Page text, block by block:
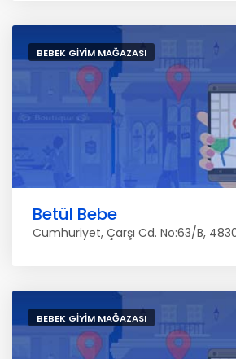
BEBEK GIYIM MAĞAZASI
Betül Bebe
Cumhuriyet, Çarşı Cd. No:63/B,
BEBEK GIYIM MAĞAZASI